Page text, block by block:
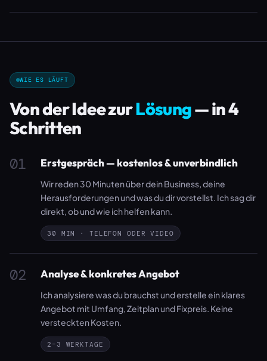
WIE ES LÄUFT
Von der Idee zurLösung— in 4
Schritten
01 Erstgespräch — kostenlos & unverbindlich
Wir reden 30 Minuten über dein Business, deine
Herausforderungen und was du dir vorstellst. Ich sag dir
direkt, ob und wie ich helfen kann.
30 MIN · TELEFON ODER VIDEO
02 Analyse & konkretes Angebot
Ich analysiere was du brauchst und erstelle ein klares
Angebot mit Umfang, Zeitplan und Fixpreis. Keine
versteckten Kosten.
2–3 WERKTAGE